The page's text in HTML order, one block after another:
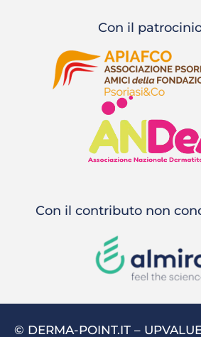
Con il
Con il contributo non
© DERMA-POINT.IT –